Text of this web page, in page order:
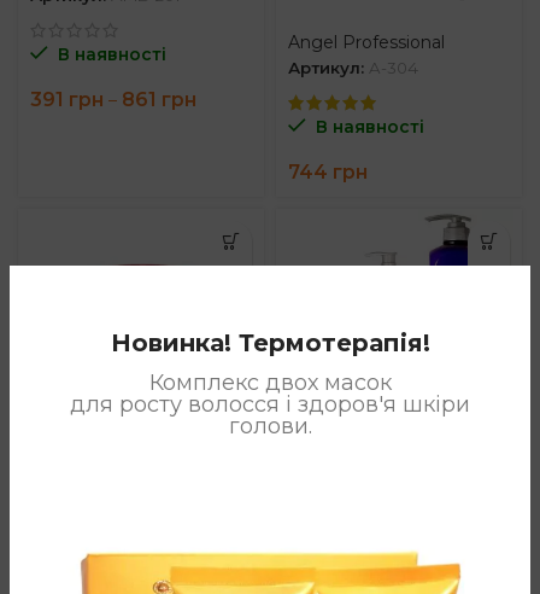
Новинка! Термотерапія!
Комплекс двох масок
для росту волосся і здоров'я шкіри
голови.
В наявності
391 грн – 861 грн
Angel Professional
Артикул: A-304
В наявності
744 грн
для
для